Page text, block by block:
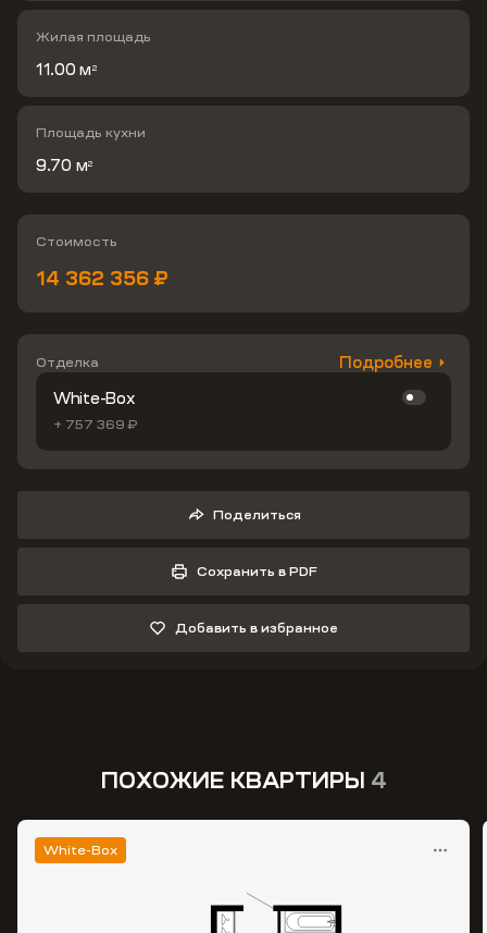
Жилая площадь
11.00 м 2
Площадь кухни
9.70 м2
Стоимость
14 362 356 ₽
Отделка Подробнее
White-Box
+ 757 369 ₽
Поделиться
Сохранить в PDF
Добавить в избранное
ПОХОЖИЕ КВАРТИРЫ 4
White-Box